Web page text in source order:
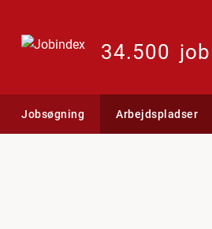
34.500
Jobsøgning Arbejdspladser